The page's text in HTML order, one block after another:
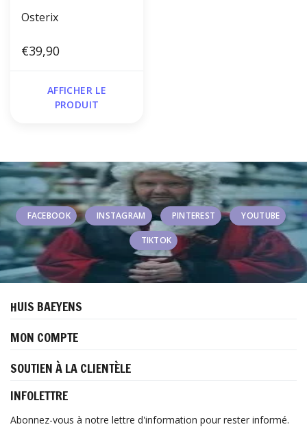
Osterix
€39,90
AFFICHER LE
PRODUIT
FACEBOOK INSTAGRAM PINTEREST YOUTUBE
TIKTOK
HUIS BAEYENS
MON COMPTE
SOUTIEN À LA CLIENTÈLE
INFOLETTRE
Abonnez-vous à notre lettre d'information pour rester informé.